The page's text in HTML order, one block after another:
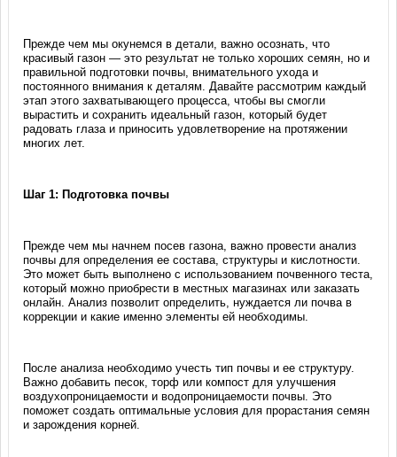
Прежде чем мы окунемся в детали, важно осознать, что
красивый газон — это результат не только хороших семян, но и
правильной подготовки почвы, внимательного ухода и
постоянного внимания к деталям. Давайте рассмотрим каждый
этап этого захватывающего процесса, чтобы вы смогли
вырастить и сохранить идеальный газон, который будет
радовать глаза и приносить удовлетворение на протяжении
многих лет.
Шаг 1: Подготовка почвы
Прежде чем мы начнем посев газона, важно провести анализ
почвы для определения ее состава, структуры и кислотности.
Это может быть выполнено с использованием почвенного теста,
который можно приобрести в местных магазинах или заказать
онлайн. Анализ позволит определить, нуждается ли почва в
коррекции и какие именно элементы ей необходимы.
После анализа необходимо учесть тип почвы и ее структуру.
Важно добавить песок, торф или компост для улучшения
воздухопроницаемости и водопроницаемости почвы. Это
поможет создать оптимальные условия для прорастания семян
и зарождения корней.